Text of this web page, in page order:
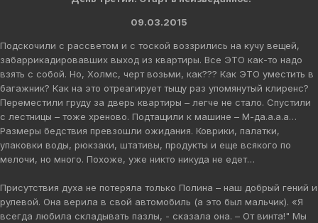
09.03.2015
Подскочили с рассветом и с тоской воззрились на кучу вещей,
забаррикадировавших выход из квартиры. Все ЭТО как-то надо
взять с собой. Но, Холмс, черт возьми, как??? Как ЭТО уместить в
багажник? Как на это отреагирует тыщу раз упомянутый клиренс?
Переместили груду за дверь квартиры – легче не стало. Спустили
с лестницы – тоже хреново. Подтащили к машине – М-да.а.а.а…
Размеры бедствия превзошли ожидания. Коврики, палатки,
упаковки воды, рюкзаки, штативы, продукты и еще всякого по
мелочи, но много. Похоже, уже никто никуда не едет…
Присутствия духа не потеряла только Полина – наш добрый гений и
рулевой. Она верила в свой автомобиль (а это был мальчик). «Я
всегда любила складывать пазлы, - сказала она. – От винта!" Мы